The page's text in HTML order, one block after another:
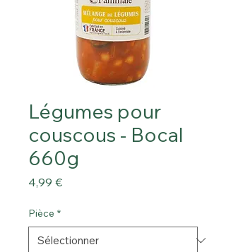
Légumes pour
couscous - Bocal
660g
4,99 €Prix
Pièce *